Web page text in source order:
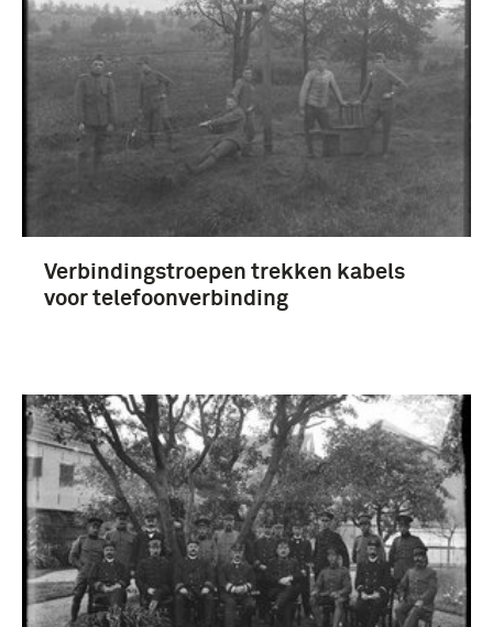
Verbindingstroepen trekken kabels
voor telefoonverbinding